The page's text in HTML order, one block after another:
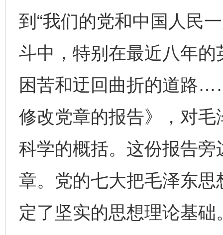
到“我们的党和中国人民
斗中，特别在最近八年
困苦和迂回曲折的道路
修改党章的报告》，对
科学的概括。这份报告
章。党的七大把毛泽东
定了坚实的思想理论基础